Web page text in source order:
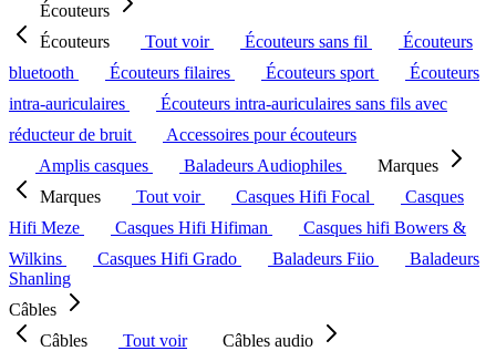
Écouteurs
Écouteurs
Tout voir Écouteurs sans fil
Écouteurs
bluetooth
Écouteurs filaires Écouteurs sport
Écouteurs
intra-auriculaires
Écouteurs intra-auriculaires sans fils avec
réducteur de bruit
Accessoires pour écouteurs
Amplis casques
Baladeurs Audiophiles
Marques
Marques
Tout voir Casques Hifi Focal
Casques
Hifi Meze
Casques Hifi Hifiman
Casques hifi Bowers &
Wilkins
Casques Hifi Grado Baladeurs Fiio
Baladeurs
Shanling
Câbles
Câbles
Tout voir
Câbles audio